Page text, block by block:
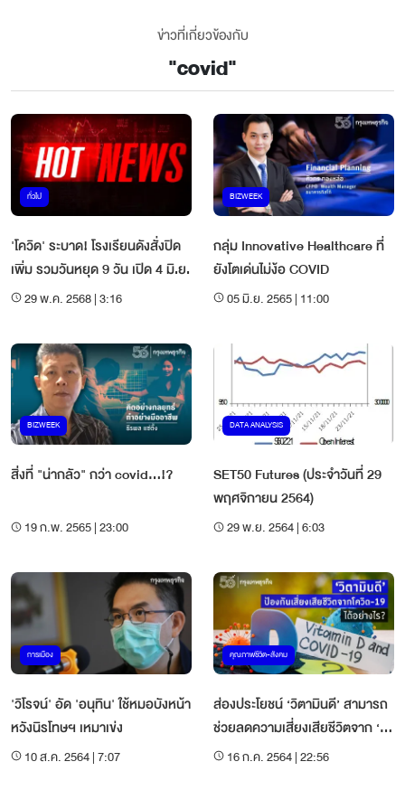
ข่าวที่เกี่ยวข้องกับ
"covid"
ทั่วไป
'โควิด' ระบาด! โรงเรียนดังสั่งปิด
เพิ่ม รวมวันหยุด 9 วัน เปิด 4 มิ.ย.
29 พ.ค. 2568 | 3:16
BIZWEEK
กลุ่ม Innovative Healthcare ที่
ยังโตเด่นไม่ง้อ COVID
05 มิ.ย. 2565 | 11:00
BIZWEEK
สิ่งที่ "น่ากลัว" กว่า covid...!?
19 ก.พ. 2565 | 23:00
DATA ANALYSIS
SET50 Futures (ประจำวันที่ 29
พฤศจิกายน 2564)
29 พ.ย. 2564 | 6:03
การเมือง
'วิโรจน์' อัด 'อนุทิน' ใช้หมอบังหน้า
หวังนิรโทษฯ เหมาเข่ง
10 ส.ค. 2564 | 7:07
คุณภาพชีวิต-สังคม
ส่องประโยชน์ ‘วิตามินดี’ สามารถ
ช่วยลดความเสี่ยงเสียชีวิตจาก ‘โค
วิด-19’ ได้จริงหรือ?
16 ก.ค. 2564 | 22:56